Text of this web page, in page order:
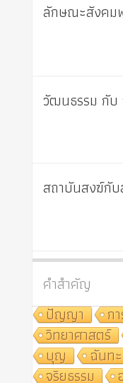
ลักษณะสังคม
วัฒนธรรม กับ
สถาบันสงฆ์กั
คำสำคัญ
ปัญญา
ก
วิทยาศาสตร์
บุญ
ฉันทะ
จริยธรรม